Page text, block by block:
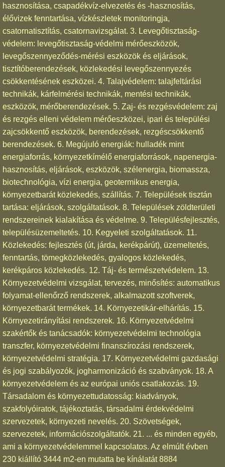
hasznosítása, csapadékvíz-elvezetés és -hasznosítás,
élővizek fenntartása, vízkészletek monitoringja,
csatornatisztítás, csatornavizsgálat. 3. Levegőtisztaság-
védelem: levegőtisztaság-védelmi mérőeszközök,
levegőszennyeződés-mérési eszközök és eljárások,
tisztítóberendezések, közlekedési levegőszennyezés
csökkentésének eszközei. 4. Talajvédelem: talajfeltárási
technikák, kárfelmérési technikák, mentési technikák,
eszközök, mérőberendezések. 5. Zaj- és rezgésvédelem: zaj
és rezgés elleni védelem mérőeszközei, ipari és települési
zajcsökkentő eszközök, berendezések, rezgéscsökkentő
berendezések. 6. Megújuló energiák: hulladék mint
energiaforrás, környezetkímélő energiaforrások, napenergia-
hasznosítás, eljárások, eszközök, szélenergia, biomassza,
biotechnológia, vízi energia, geotermikus energia,
környezetbarát közlekedés, szállítás. 7. Települések tisztán
tartása: eljárások, szolgáltatások. 8. Települések zöldterületi
rendszereinek kialakítása és védelme. 9. Településfejlesztés,
településüzemeltetés. 10. Kegyeleti szolgáltatások. 11.
Közlekedés: fejlesztés (út, járda, kerékpárút), üzemeltetés,
fenntartás, tömegközlekedés, gyalogos közlekedés,
kerékpáros közlekedés. 12. Táj- és természetvédelem. 13.
Környezetvédelmi vizsgálat, tervezés, minősítés: automatikus
folyamat-ellenőrző rendszerek, alkalmazott szoftverek,
környezetbarát termékek. 14. Környezetikár-elhárítás. 15.
Környezetirányítási rendszerek. 16. Környezetvédelmi
szakértők és tanácsadók: környezetvédelmi technológia
transzfer, környezetvédelmi finanszírozási rendszerek,
környezetvédelmi stratégia. 17. Környezetvédelmi gazdasági
és jogi szabályozók, jogharmonizáció és szabványok. 18. A
környezetvédelem és az európai uniós csatlakozás. 19.
Társadalom és környezettudatosság: kiadványok,
szakfolyóiratok, tájékoztatás, társadalmi érdekvédelmi
szervezetek, környezeti nevelés. 20. Szövetségek,
szervezetek, információszolgáltatók. 21. ... és minden egyéb,
ami a környezetvédelemmel kapcsolatos. Az elmúlt évben
230 kiállító 3444 m2-en mutatta be kínálatát 8884